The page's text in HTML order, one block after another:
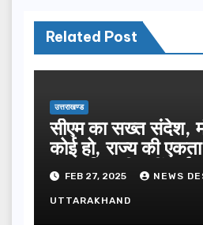
Related Post
उत्तराखण्ड
सीएम का सख्त संदेश,
कोई हो, राज्य की एकता
गलत टिप्पणी नहीं
FEB 27, 2025 NEWS
UTTARAKHAND